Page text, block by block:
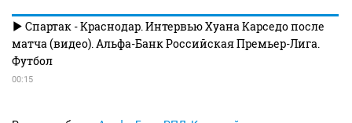
Спартак - Краснодар. Интервью Хуана Карседо после
матча (видео). Альфа-Банк Российская Премьер-Лига.
Футбол
00:15